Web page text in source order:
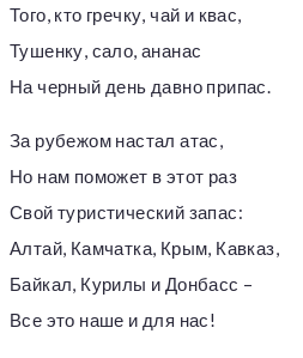
Того, кто гречку, чай и квас,
Тушенку, сало, ананас
На черный день давно припас.
За рубежом настал атас,
Но нам поможет в этот раз
Свой туристический запас:
Алтай, Камчатка, Крым, Кавказ,
Байкал, Курилы и Донбасс –
Все это наше и для нас!